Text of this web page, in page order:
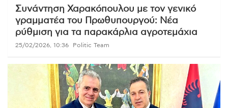
Συνάντηση Χαρακόπουλου με τον γενικό
γραμματέα του Πρωθυπουργού: Νέα
ρύθμιση για τα παρακάρλια αγροτεμάχια
25/02/2026, 10:36 Politic Team